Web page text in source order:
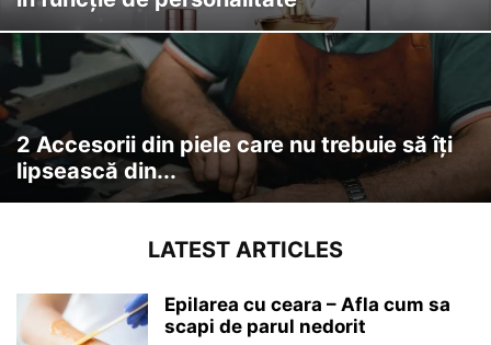
2 Accesorii din piele care nu trebuie să îți
lipsească din...
LATEST ARTICLES
Epilarea cu ceara – Afla cum sa
scapi de parul nedorit